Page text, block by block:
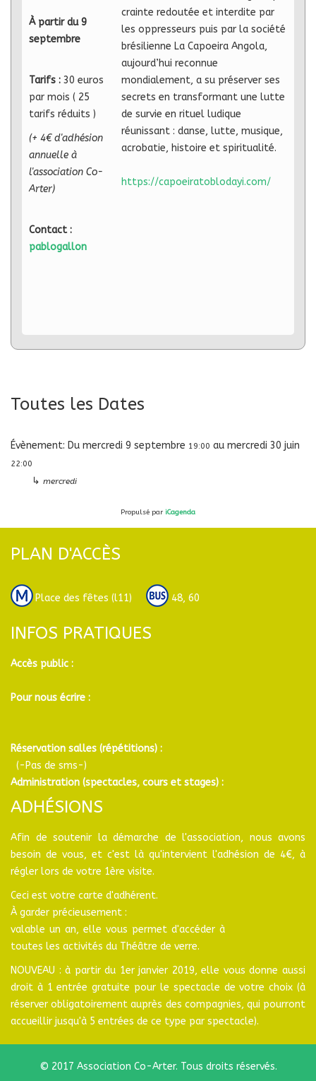
À partir du 9
septembre
Tarifs : 30 euros
par mois ( 25
tarifs réduits )
(+ 4€ d'adhésion
annuelle à
l'association Co-
Arter)
Contact :
pablogallon
crainte redoutée et interdite par
les oppresseurs puis par la société
brésilienne La Capoeira Angola,
aujourd’hui reconnue
mondialement, a su préserver ses
secrets en transformant une lutte
de survie en rituel ludique
réunissant : danse, lutte, musique,
acrobatie, histoire et spiritualité.
https://capoeiratoblodayi.com/
Toutes les Dates
Évènement: Du mercredi 9 septembre 19:00 au mercredi 30 juin
22:00
↳ mercredi
Propulsé par iCagenda
PLAN D'ACCÈS
Place des fêtes (l11) 48, 60
INFOS PRATIQUES
Accès public :
Pour nous écrire :
Réservation salles (répétitions) :
(-Pas de sms-)
Administration (spectacles, cours et stages) :
ADHÉSIONS
Afin de soutenir la démarche de l'association, nous avons
besoin de vous, et c'est là qu'intervient l'adhésion de 4€, à
régler lors de votre 1ère visite.
Ceci est votre carte d'adhérent.
À garder précieusement :
valable un an, elle vous permet d'accéder à
toutes les activités du Théâtre de verre.
NOUVEAU : à partir du 1er janvier 2019, elle vous donne aussi
droit à 1 entrée gratuite pour le spectacle de votre choix (à
réserver obligatoirement auprès des compagnies, qui pourront
accueillir jusqu'à 5 entrées de ce type par spectacle).
© 2017 Association Co-Arter. Tous droits réservés.